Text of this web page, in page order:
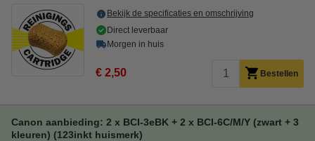
Bekijk de specificaties en omschrijving
Direct leverbaar
Morgen in huis
€ 2,50 Bestellen
Canon aanbieding: 2 x BCI-3eBK + 2 x BCI-6C/M/Y (zwart + 3
kleuren) (123inkt huismerk)